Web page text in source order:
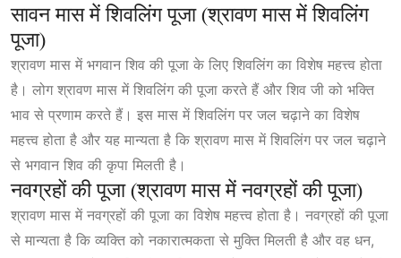
सावन मास में शिवलिंग पूजा (श्रावण मास में शिवलिंग
पूजा)
श्रावण मास में भगवान शिव की पूजा के लिए शिवलिंग का विशेष महत्त्व होता
है। लोग श्रावण मास में शिवलिंग की पूजा करते हैं और शिव जी को भक्ति
भाव से प्रणाम करते हैं। इस मास में शिवलिंग पर जल चढ़ाने का विशेष
महत्त्व होता है और यह मान्यता है कि श्रावण मास में शिवलिंग पर जल चढ़ाने
से भगवान शिव की कृपा मिलती है।
नवग्रहों की पूजा (श्रावण मास में नवग्रहों की पूजा)
श्रावण मास में नवग्रहों की पूजा का विशेष महत्त्व होता है। नवग्रहों की पूजा
से मान्यता है कि व्यक्ति को नकारात्मकता से मुक्ति मिलती है और वह धन,